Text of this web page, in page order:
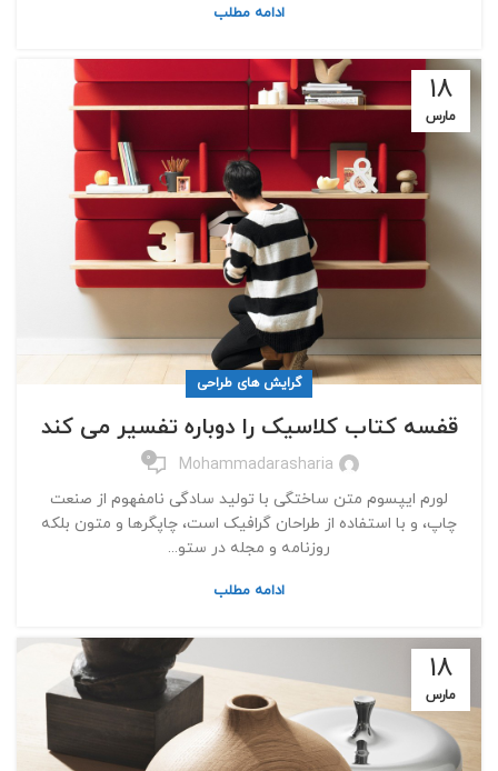
ادامه مطلب
18
مارس
گرایش های طراحی
قفسه کتاب کلاسیک را دوباره تفسیر می کند
Mohammadarasharia
0
لورم ایپسوم متن ساختگی با تولید سادگی نامفهوم از صنعت
چاپ، و با استفاده از طراحان گرافیک است، چاپگرها و متون بلکه
روزنامه و مجله در ستو...
ادامه مطلب
18
مارس